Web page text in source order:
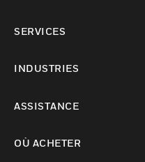
SERVICES
INDUSTRIES
ASSISTANCE
OÙ ACHETER